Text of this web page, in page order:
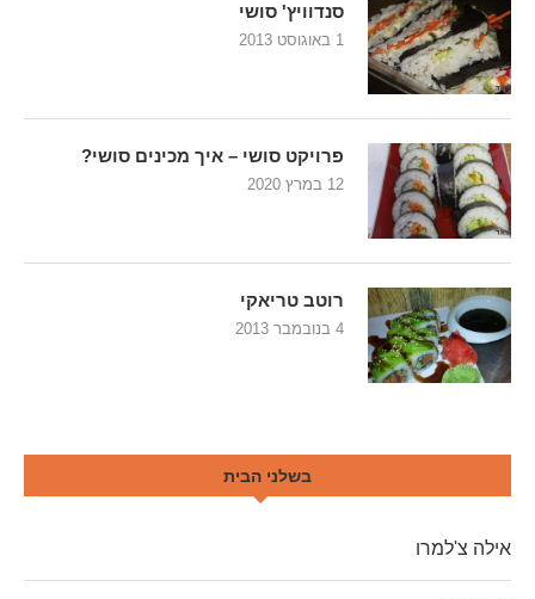
סנדוויץ' סושי
1 באוגוסט 2013
פרויקט סושי – איך מכינים סושי?
12 במרץ 2020
רוטב טריאקי
4 בנובמבר 2013
בשלני הבית
אילה צ'למרו